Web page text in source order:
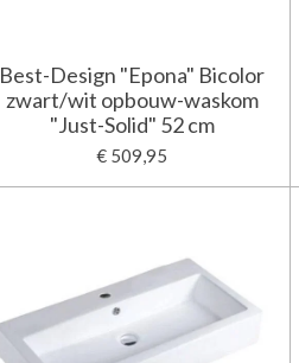
Best-Design "Epona" Bicolor
zwart/wit opbouw-waskom
"Just-Solid" 52 cm
€ 509,95